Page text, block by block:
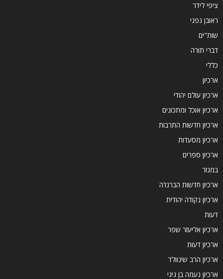
ציפי לידר
ראובן גפני
שות"ים
דברי תורה
כללי
ארכיון
ארכיון עולם יהודי
ארכיון אוכל ומתכונים
ארכיון חדשות התרבות
ארכיון מסעדות
ארכיון ספרים
במגזר
ארכיון חדשות הברנז'ה
ארכיון נקודה יהודית
דעות
ארכיון אליעזר שפר
ארכיון דעות
ארכיון הרב שינוולד
ארכיון נעמה בן גיגי